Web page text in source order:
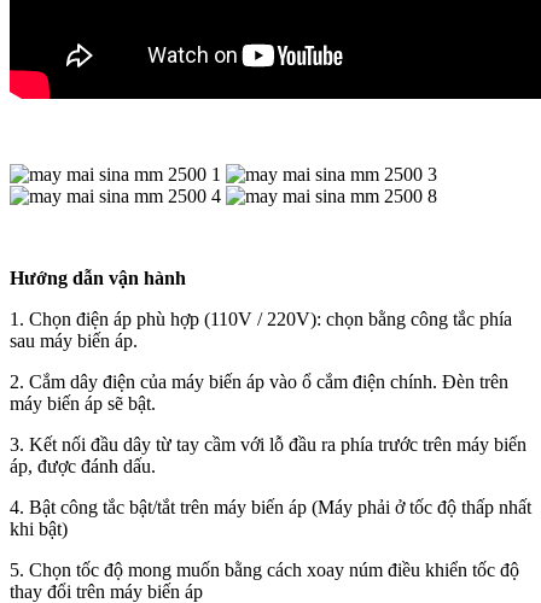
Hướng dẫn vận hành
1. Chọn điện áp phù hợp (110V / 220V): chọn bằng công tắc phía
sau máy biến áp.
2. Cắm dây điện của máy biến áp vào ổ cắm điện chính. Đèn trên
máy biến áp sẽ bật.
3. Kết nối đầu dây từ tay cầm với lỗ đầu ra phía trước trên máy biến
áp, được đánh dấu.
4. Bật công tắc bật/tắt trên máy biến áp (Máy phải ở tốc độ thấp nhất
khi bật)
5. Chọn tốc độ mong muốn bằng cách xoay núm điều khiển tốc độ
thay đổi trên máy biến áp